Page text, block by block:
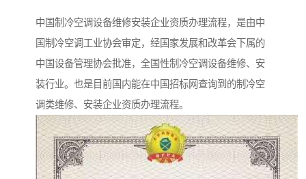
中国制冷空调设备维修安装企业资质办理流程，是由中
国制冷空调工业协会审定，经国家发展和改革会下属的
中国设备管理协会批准，全国性制冷空调设备维修、安
装行业。也是目前国内能在中国招标网查询到的制冷空
调类维修、安装企业资质办理流程。